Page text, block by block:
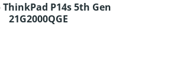
ThinkPad P14s 5th Gen
21G2000QGE